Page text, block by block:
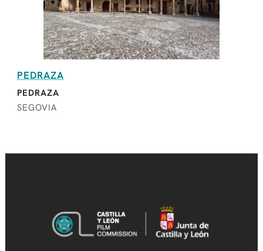
PEDRAZA
PEDRAZA
SEGOVIA